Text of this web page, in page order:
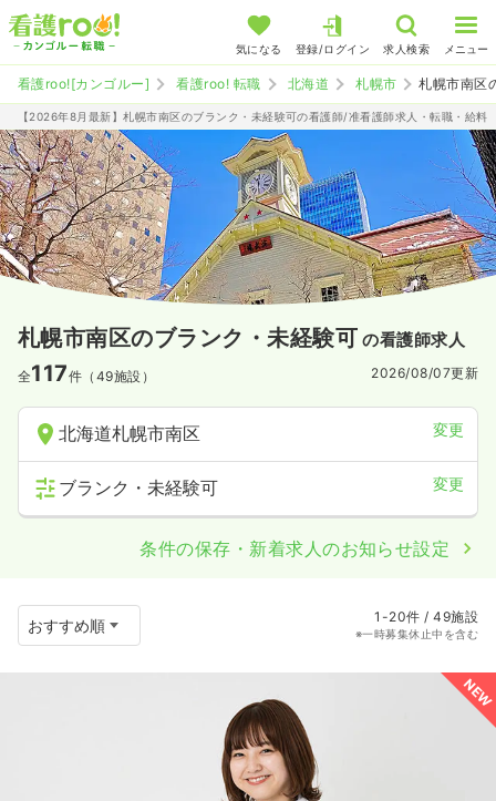
気になる 登録/ログイン 求人検索 メニュー
看護roo![カンゴルー] 看護roo! 転職 北海道 札幌市 札幌市南区
【2026年8月最新】札幌市南区のブランク・未経験可の看護師/准看護師求人・転職・給料
札幌市南区のブランク・未経験可 の看護師求人
全117件（49施設） 2026/08/07更新
北海道札幌市南区 変更
ブランク・未経験可 変更
条件の保存・新着求人のお知らせ設定
1-20件 / 49施設
※一時募集休止中を含む
NEW